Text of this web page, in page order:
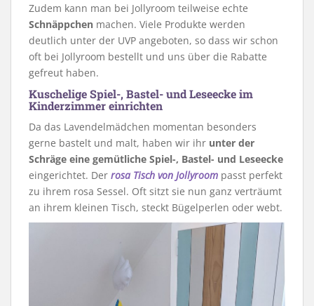
Zudem kann man bei Jollyroom teilweise echte
Schnäppchen machen. Viele Produkte werden
deutlich unter der UVP angeboten, so dass wir schon
oft bei Jollyroom bestellt und uns über die Rabatte
gefreut haben.
Kuschelige Spiel-, Bastel- und Leseecke im
Kinderzimmer einrichten
Da das Lavendelmädchen momentan besonders
gerne bastelt und malt, haben wir ihr unter der
Schräge eine gemütliche Spiel-, Bastel- und Leseecke
eingerichtet. Der rosa Tisch von Jollyroom passt perfekt
zu ihrem rosa Sessel. Oft sitzt sie nun ganz verträumt
an ihrem kleinen Tisch, steckt Bügelperlen oder webt.